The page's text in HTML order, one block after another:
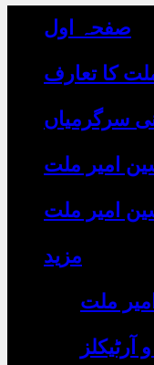
چاہ
صفحہ اول
کا تعارف
سرگرمیاں
امیر ملت
امیر ملت
مزید
ملت